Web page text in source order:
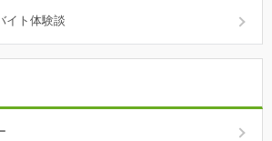
イト体験談